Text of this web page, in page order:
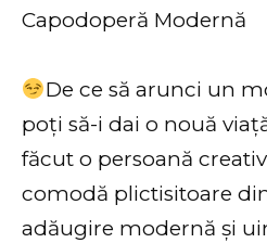
Capodoperă Modernă
De ce să arunci un
poți să-i dai o nouă
făcut o persoană
comodă plictisitoare
adăugire modernă și